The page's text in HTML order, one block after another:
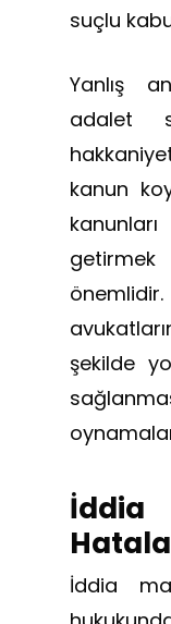
suçlu
Yanlış
adalet
kanun
şekilde
İddia